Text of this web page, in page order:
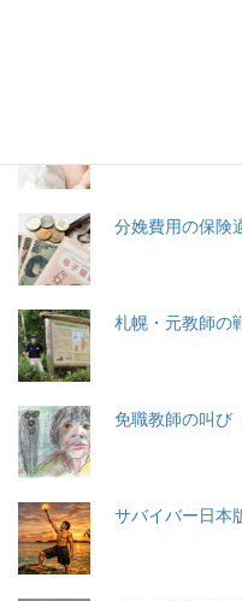
分娩費用の保険
札幌・元教師の
免職教師の叫び
サバイバー日本